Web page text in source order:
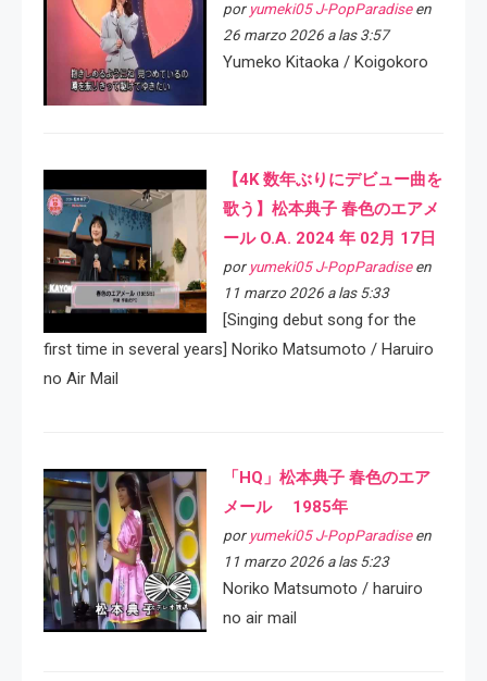
por yumeki05 J-PopParadiseen
26 marzo 2026 a las 3:57
Yumeko Kitaoka / Koigokoro
【4K 数年ぶりにデビュー曲を
歌う】松本典子 春色のエアメ
ール O.A. 2024 年 02月 17日
por yumeki05 J-PopParadiseen
11 marzo 2026 a las 5:33
[Singing debut song for the
first time in several years] Noriko Matsumoto / Haruiro
no Air Mail
「HQ」松本典子 春色のエア
メール 1985年
por yumeki05 J-PopParadiseen
11 marzo 2026 a las 5:23
Noriko Matsumoto / haruiro
no air mail